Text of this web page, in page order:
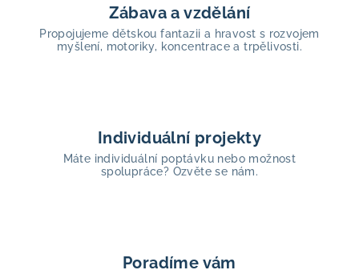
u
Zábava a vzdělání
Propojujeme dětskou fantazii a hravost s rozvojem
myšlení, motoriky, koncentrace a trpělivosti.
Individuální projekty
Máte individuální poptávku nebo možnost
spolupráce? Ozvěte se nám.
Poradíme vám